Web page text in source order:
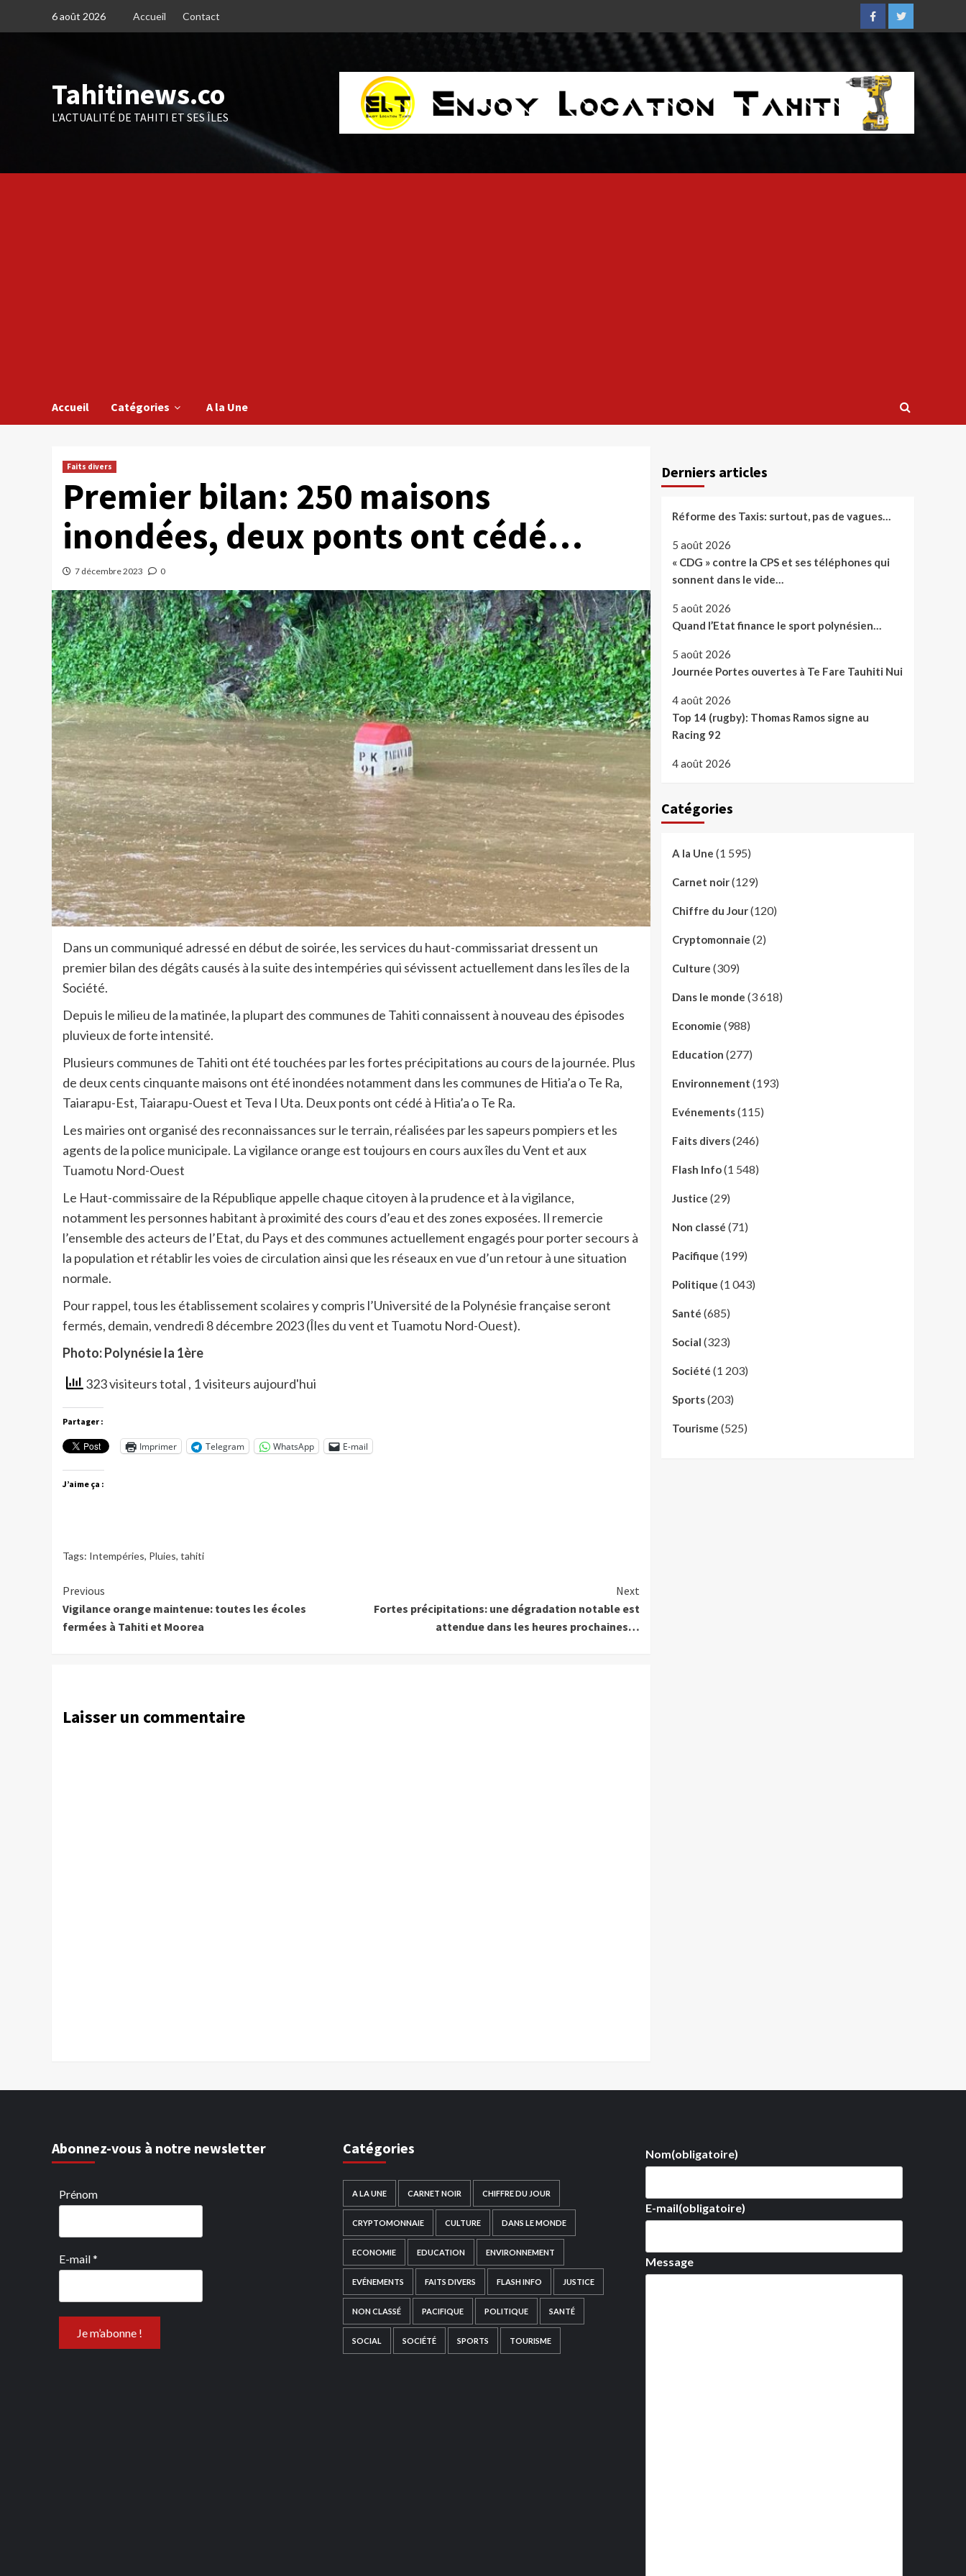
6 août 2026 Accueil Contact
FacebookTwitter
Tahitinews.co
L'ACTUALITÉ DE TAHITI ET SES ÎLES
Accueil Catégories A la Une
Faits divers
Premier bilan: 250 maisons
inondées, deux ponts ont cédé…
7 décembre 2023 0
Dans un communiqué adressé en début de soirée, les services du haut-commissariat dressent un
premier bilan des dégâts causés à la suite des intempéries qui sévissent actuellement dans les îles de la
Société.
Depuis le milieu de la matinée, la plupart des communes de Tahiti connaissent à nouveau des épisodes
pluvieux de forte intensité.
Plusieurs communes de Tahiti ont été touchées par les fortes précipitations au cours de la journée. Plus
de deux cents cinquante maisons ont été inondées notamment dans les communes de Hitia’a o Te Ra,
Taiarapu-Est, Taiarapu-Ouest et Teva I Uta. Deux ponts ont cédé à Hitia’a o Te Ra.
Les mairies ont organisé des reconnaissances sur le terrain, réalisées par les sapeurs pompiers et les
agents de la police municipale. La vigilance orange est toujours en cours aux îles du Vent et aux
Tuamotu Nord-Ouest
Le Haut-commissaire de la République appelle chaque citoyen à la prudence et à la vigilance,
notamment les personnes habitant à proximité des cours d’eau et des zones exposées. Il remercie
l’ensemble des acteurs de l’Etat, du Pays et des communes actuellement engagés pour porter secours à
la population et rétablir les voies de circulation ainsi que les réseaux en vue d’un retour à une situation
normale.
Pour rappel, tous les établissement scolaires y compris l’Université de la Polynésie française seront
fermés, demain, vendredi 8 décembre 2023 (Îles du vent et Tuamotu Nord-Ouest).
Photo: Polynésie la 1ère
323 visiteurs total , 1 visiteurs aujourd'hui
Partager :
Imprimer Telegram WhatsApp E-mail
J’aime ça :
Tags: Intempéries, Pluies, tahiti
Continue
Reading
Previous
Vigilance orange maintenue: toutes les écoles
fermées à Tahiti et Moorea
Next
Fortes précipitations: une dégradation notable est
attendue dans les heures prochaines…
Laisser un commentaire
Derniers articles
Réforme des Taxis: surtout, pas de vagues…
5 août 2026
« CDG » contre la CPS et ses téléphones qui
sonnent dans le vide…
5 août 2026
Quand l’Etat finance le sport polynésien…
5 août 2026
Journée Portes ouvertes à Te Fare Tauhiti Nui
4 août 2026
Top 14 (rugby): Thomas Ramos signe au
Racing 92
4 août 2026
Catégories
A la Une (1 595)
Carnet noir(129)
Chiffre du Jour(120)
Cryptomonnaie (2)
Culture (309)
Dans le monde (3 618)
Economie (988)
Education (277)
Environnement (193)
Evénements(115)
Faits divers(246)
Flash Info(1 548)
Justice (29)
Non classé (71)
Pacifique (199)
Politique (1 043)
Santé (685)
Social (323)
Société (1 203)
Sports(203)
Tourisme (525)
Abonnez-vous à notre newsletter
Prénom
E-mail*
Catégories
A LA UNE CARNET NOIR CHIFFRE DU JOUR
CRYPTOMONNAIE CULTURE DANS LE MONDE
ECONOMIE EDUCATION ENVIRONNEMENT
EVÉNEMENTS FAITS DIVERS FLASH INFO JUSTICE
NON CLASSÉ PACIFIQUE POLITIQUE SANTÉ
SOCIAL SOCIÉTÉ SPORTS TOURISME
Nom(obligatoire)
E-mail(obligatoire)
Message